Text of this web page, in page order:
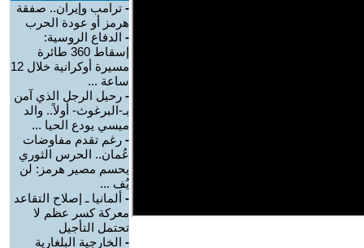
- ترامب وإيران.. صفقة
هرمز أو عودة الحرب
- الدفاع الروسية:
إسقاط 360 طائرة
مسيرة أوكرانية خلال 12
ساعة ...
- رحيل الرجل الذي آمن
بـ-البرغوث- أولاً.. والد
ميسي يودع الحيا ...
- رغم تقدم مفاوضات
عُمان.. الحرس الثوري
يحسم مصير هرمز: لن
يُف ...
- ألمانيا ـ إصلاح التقاعد
معركة كسر عظم لا
تحتمل التأجيل
- الخارجية البلغارية